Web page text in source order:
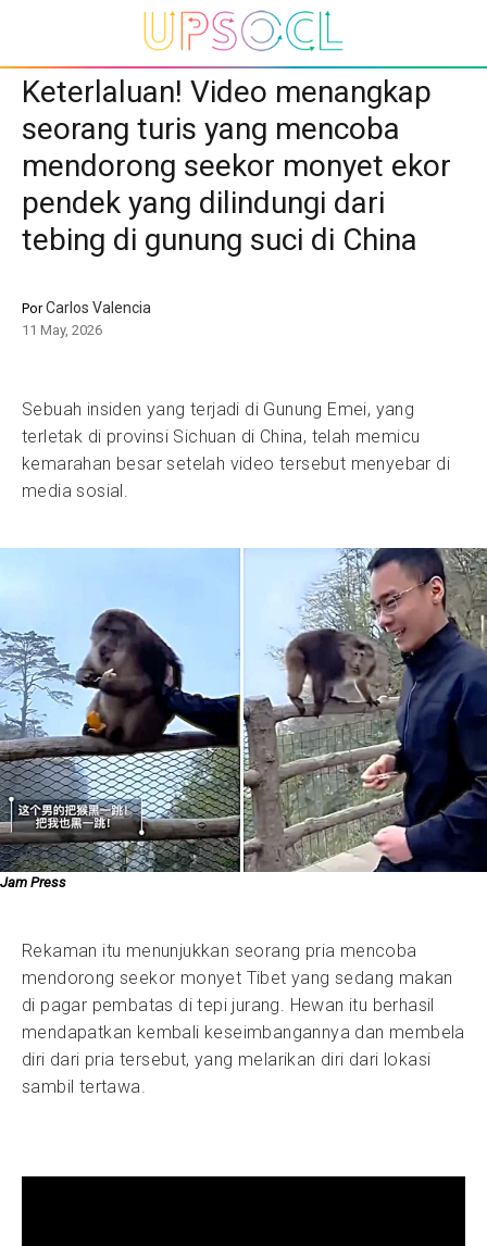
Keterlaluan! Video menangkap
seorang turis yang mencoba
mendorong seekor monyet ekor
pendek yang dilindungi dari
tebing di gunung suci di China
PorCarlos Valencia
11 May, 2026
Sebuah insiden yang terjadi di Gunung Emei, yang
terletak di provinsi Sichuan di China, telah memicu
kemarahan besar setelah video tersebut menyebar di
media sosial.
Jam Press
Rekaman itu menunjukkan seorang pria mencoba
mendorong seekor monyet Tibet yang sedang makan
di pagar pembatas di tepi jurang. Hewan itu berhasil
mendapatkan kembali keseimbangannya dan membela
diri dari pria tersebut, yang melarikan diri dari lokasi
sambil tertawa.